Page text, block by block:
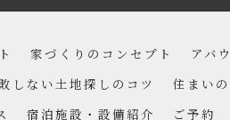
家づくりのコンセプト アバ
しない土地探しのコツ 住まい
宿泊施設・設備紹介 ご予約